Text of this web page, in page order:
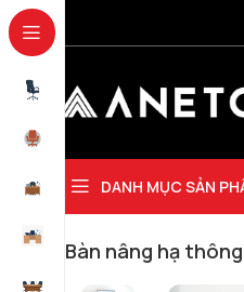
DANH MỤC SẢN
Bàn nâng hạ